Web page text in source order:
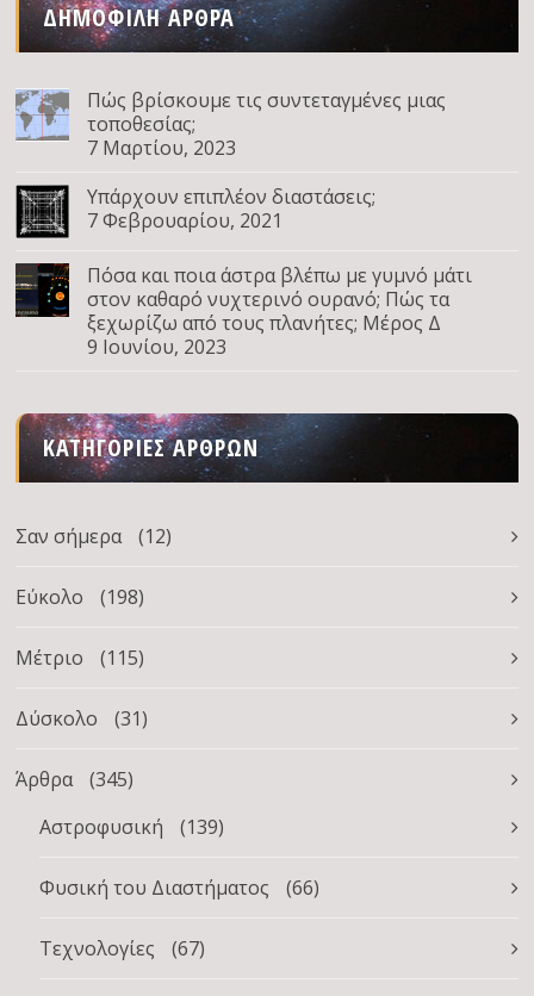
ΔΗΜΟΦΙΛΉ ΆΡΘΡΑ
Πώς βρίσκουμε τις συντεταγμένες μιας
τοποθεσίας;
7 Μαρτίου, 2023
Υπάρχουν επιπλέον διαστάσεις;
7 Φεβρουαρίου, 2021
Πόσα και ποια άστρα βλέπω με γυμνό μάτι
στον καθαρό νυχτερινό ουρανό; Πώς τα
ξεχωρίζω από τους πλανήτες; Μέρος Δ
9 Ιουνίου, 2023
ΚΑΤΗΓΟΡΊΕΣ ΆΡΘΡΩΝ
Σαν σήμερα (12)
Εύκολο (198)
Μέτριο (115)
Δύσκολο (31)
Άρθρα
(345)
Αστροφυσική
(139)
Φυσική του Διαστήματος (66)
Τεχνολογίες (67)